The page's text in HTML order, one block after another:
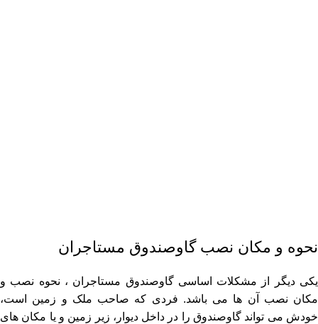
نحوه و مکان نصب گاوصندوق مستاجران
یکی دیگر از مشکلات اساسی گاوصندوق مستاجران ، نحوه نصب و
مکان نصب آن ها می ‌باشد. فردی که صاحب ملک و زمین است،
خودش می ‌تواند گاوصندوق را در داخل دیوار، زیر زمین و یا مکان‌ های